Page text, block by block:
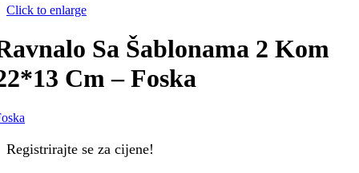
Click to enlarge
Sa Šablonama 2 Kom
Cm – Foska
Registrirajte se za cijene!